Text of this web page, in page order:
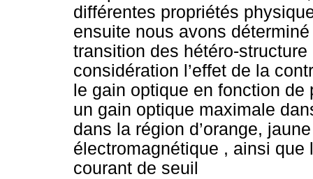
différentes propriétés
ensuite nous avons
transition des hétéro-
considération l’effet de la
le gain optique en fonction
un gain optique maximale
dans la région d’orange,
électromagnétique , ainsi
courant de seuil